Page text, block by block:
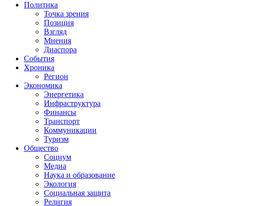
Политика
Точка зрения
Позиция
Взгляд
Мнения
Диаспора
События
Хроника
Регион
Экономика
Энергетика
Инфраструктура
Финансы
Транспорт
Коммуникации
Туризм
Общество
Социум
Медиа
Наука и образование
Экология
Социальная защита
Религия